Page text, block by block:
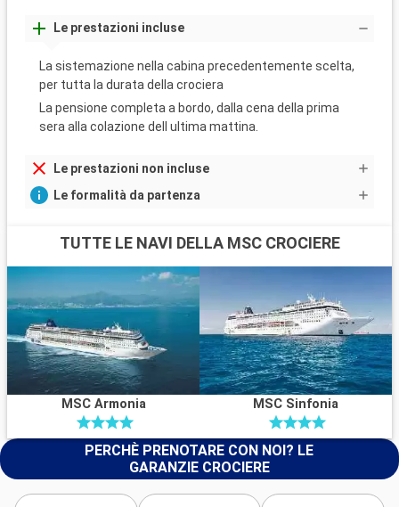
Le prestazioni incluse
La sistemazione nella cabina precedentemente scelta,
per tutta la durata della crociera
La pensione completa a bordo, dalla cena della prima
sera alla colazione dell ultima mattina.
Le prestazioni non incluse
Le formalità da partenza
TUTTE LE NAVI DELLA MSC CROCIERE
MSC Armonia MSC Sinfonia
PERCHÈ PRENOTARE CON NOI? LE
GARANZIE CROCIERE